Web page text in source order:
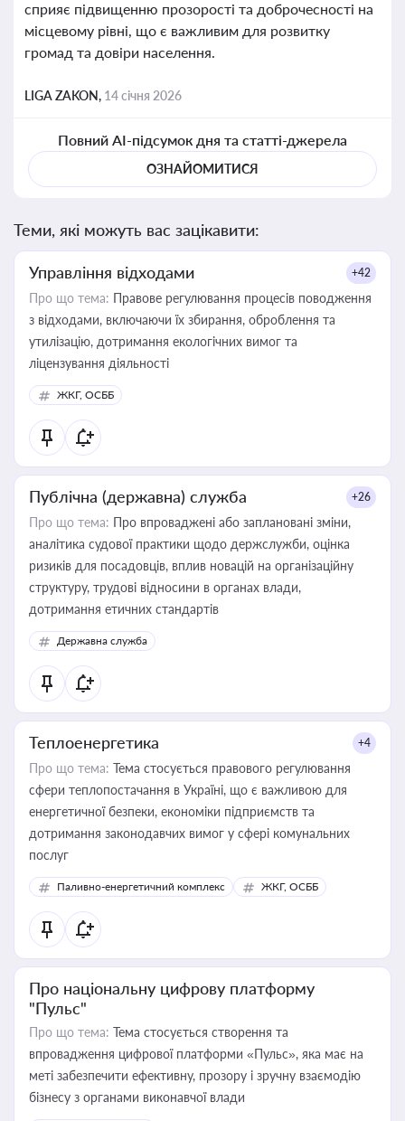
сприяє підвищенню прозорості та доброчесності на
місцевому рівні, що є важливим для розвитку
громад та довіри населення.
LIGA ZAKON, 14 січня 2026
Повний AI-підсумок дня та статті-джерела
ОЗНАЙОМИТИСЯ
Теми, які можуть вас зацікавити:
Управління відходами +42
Про що тема: Правове регулювання процесів поводження
з відходами, включаючи їх збирання, оброблення та
утилізацію, дотримання екологічних вимог та
ліцензування діяльності
ЖКГ, ОСББ
Публічна (державна) служба +26
Про що тема: Про впроваджені або заплановані зміни,
аналітика судової практики щодо держслужби, оцінка
ризиків для посадовців, вплив новацій на організаційну
структуру, трудові відносини в органах влади,
дотримання етичних стандартів
Державна служба
Теплоенергетика +4
Про що тема: Тема стосується правового регулювання
сфери теплопостачання в Україні, що є важливою для
енергетичної безпеки, економіки підприємств та
дотримання законодавчих вимог у сфері комунальних
послуг
Паливно-енергетичний комплекс ЖКГ, ОСББ
Про національну цифрову платформу
"Пульс"
Про що тема: Тема стосується створення та
впровадження цифрової платформи «Пульс», яка має на
меті забезпечити ефективну, прозору і зручну взаємодію
бізнесу з органами виконавчої влади